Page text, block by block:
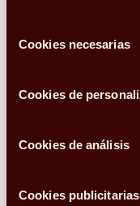
deCookies necesarias
Cookies de
Cookies de análisis
Cookies publicitarias